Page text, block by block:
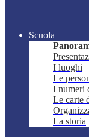
Scuola
I luoghi
Le
I numeri
Le carte
La storia